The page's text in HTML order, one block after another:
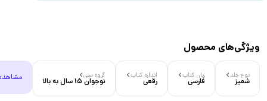
ویژگی‌های محصول
نوع جلد
شمیز
زبان کتاب
فارسی
اندازه کتاب
رقعی
گروه سنی
نوجوان 15 سال به بالا